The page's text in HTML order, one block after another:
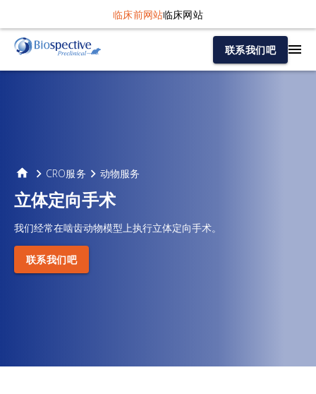
临床前网站临床网站
联系我们吧
CRO服务 动物服务
立体定向手术
我们经常在啮齿动物模型上执行立体定向手术。
联系我们吧